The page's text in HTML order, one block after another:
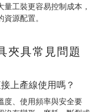
工裝更容易控制成本，
源配置。
夾具常見問題
上產線使用嗎？
度、使用頻率與安全要